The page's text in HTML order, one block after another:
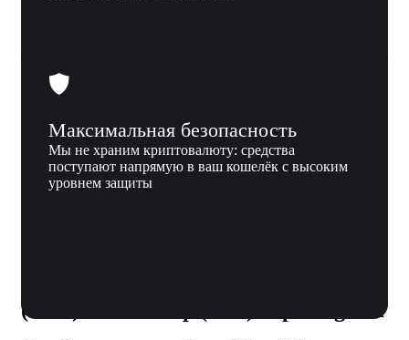
Максимальная безопасность
Мы не храним криптовалюту: средства
поступают напрямую в ваш кошелёк с высоким
уровнем защиты
(BTT) на Uniswap (UNI) через Xgram